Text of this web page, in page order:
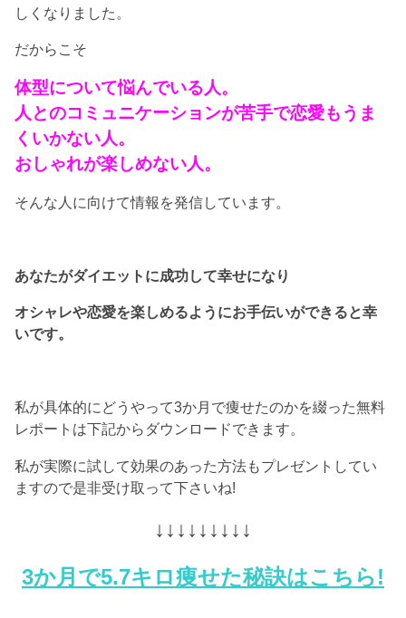
しくなりました。
だからこそ
体型について悩んでいる人。
人とのコミュニケーションが苦手で恋愛もうま
くいかない人。
おしゃれが楽しめない人。
そんな人に向けて情報を発信しています。
あなたがダイエットに成功して幸せになり
オシャレや恋愛を楽しめるようにお手伝いができると幸
いです。
私が具体的にどうやって3か月で痩せたのかを綴った無料
レポートは下記からダウンロードできます。
私が実際に試して効果のあった方法もプレゼントしてい
ますので是非受け取って下さいね!
↓↓↓↓↓↓↓↓↓
3か月で5.7キロ痩せた秘訣はこちら!